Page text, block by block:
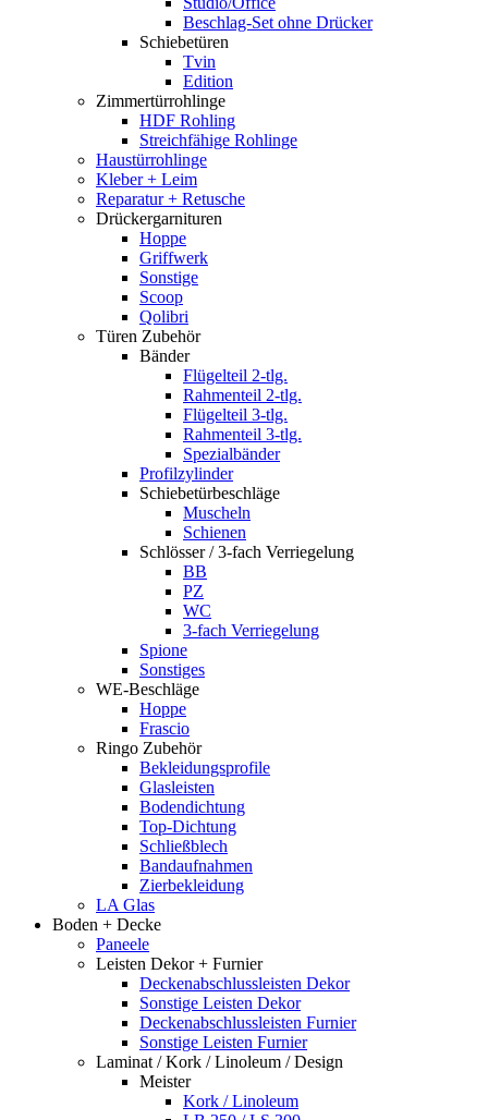
Beschlag-Set ohne Drücker
Schiebetüren
Tvin
Edition
Zimmertürrohlinge
HDF Rohling
Streichfähige Rohlinge
Haustürrohlinge
Kleber + Leim
Reparatur + Retusche
Drückergarnituren
Hoppe
Griffwerk
Sonstige
Scoop
Qolibri
Türen Zubehör
Bänder
Flügelteil 2-tlg.
Rahmenteil 2-tlg.
Flügelteil 3-tlg.
Rahmenteil 3-tlg.
Spezialbänder
Profilzylinder
Schiebetürbeschläge
Muscheln
Schienen
Schlösser / 3-fach Verriegelung
BB
PZ
WC
3-fach Verriegelung
Spione
Sonstiges
WE-Beschläge
Hoppe
Frascio
Ringo Zubehör
Bekleidungsprofile
Glasleisten
Bodendichtung
Top-Dichtung
Schließblech
Bandaufnahmen
Zierbekleidung
LA Glas
Boden + Decke
Paneele
Leisten Dekor + Furnier
Deckenabschlussleisten Dekor
Sonstige Leisten Dekor
Deckenabschlussleisten Furnier
Sonstige Leisten Furnier
Laminat / Kork / Linoleum / Design
Meister
Kork / Linoleum